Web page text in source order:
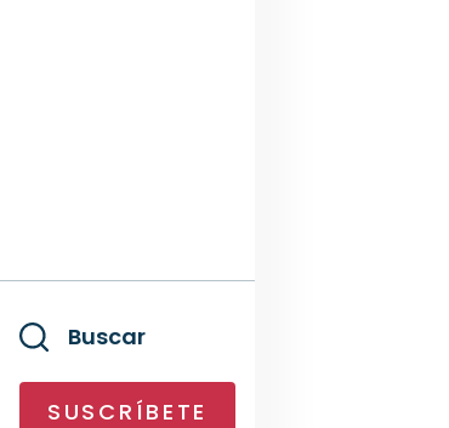
Buscar
SUSCRÍBETE